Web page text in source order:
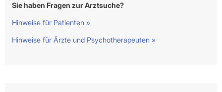
Sie haben Fragen zur Arztsuche?
Hinweise für Patienten »
Hinweise für Ärzte und Psychotherapeuten »